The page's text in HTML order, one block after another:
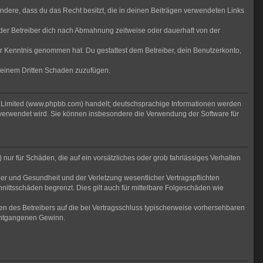
dass du das Recht besitzt, die in deinen Beiträgen verwendeten Links
Betreiber dich nach Abmahnung zeitweise oder dauerhaft von der
genommen hat. Du gestattest dem Betreiber, dein Benutzerkonto,
Dritten Schaden zuzufügen.
(www.phpbb.com) handelt; deutschsprachige Informationen werden
wird. Sie können insbesondere die Verwendung der Software für
für Schäden, die auf ein vorsätzliches oder grob fahrlässiges Verhalten
und Gesundheit und der Verletzung wesentlicher Vertragspflichten
begrenzt. Dies gilt auch für mittelbare Folgeschäden wie
des Betreibers auf die bei Vertragsschluss typischerweise vorhersehbaren
Gewinn.